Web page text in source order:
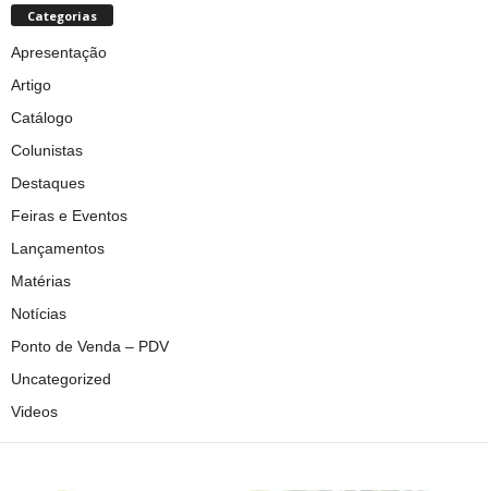
Categorias
Apresentação
Artigo
Catálogo
Colunistas
Destaques
Feiras e Eventos
Lançamentos
Matérias
Notícias
Ponto de Venda – PDV
Uncategorized
Videos